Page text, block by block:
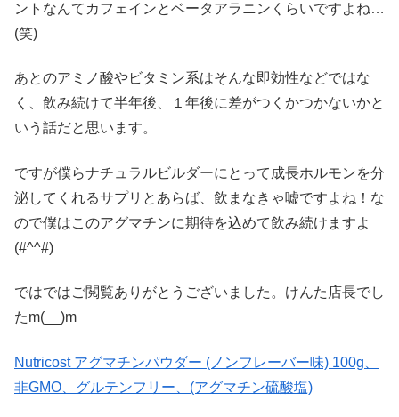
ントなんてカフェインとベータアラニンくらいですよね…
(笑)
あとのアミノ酸やビタミン系はそんな即効性などではな
く、飲み続けて半年後、１年後に差がつくかつかないかと
いう話だと思います。
ですが僕らナチュラルビルダーにとって成長ホルモンを分
泌してくれるサプリとあらば、飲まなきゃ嘘ですよね！な
ので僕はこのアグマチンに期待を込めて飲み続けますよ
(#^^#)
ではではご閲覧ありがとうございました。けんた店長でし
たm(__)m
Nutricost アグマチンパウダー (ノンフレーバー味) 100g、
非GMO、グルテンフリー、(アグマチン硫酸塩)